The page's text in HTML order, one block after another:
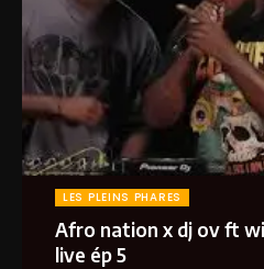
LES PLEINS PHARES
Afro nation x dj ov ft
live ép 5